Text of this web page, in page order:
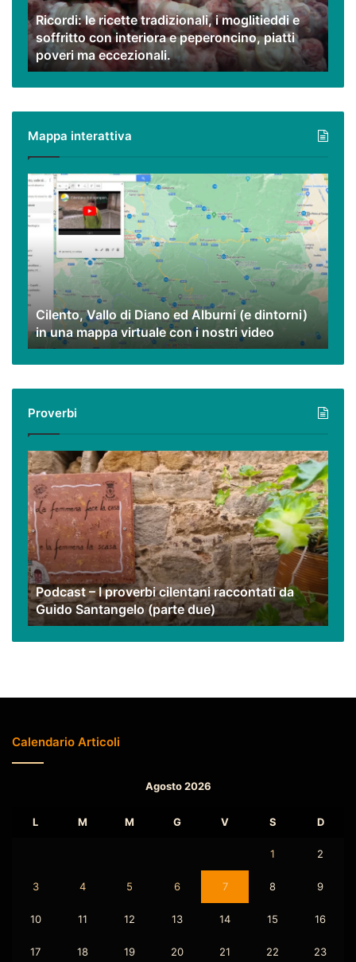
e
soffritto
con
interiora
e
peperoncino,
ma
eccezionali.
Ricordi: le ricette tradizionali, i moglitieddi e
soffritto con interiora e peperoncino, piatti
poveri ma eccezionali.
Mappa interattiva
Cilento,
Vallo
di
Diano
ed
Alburni
(e
dintorni)
una
mappa
virtuale
nostri
video
Cilento, Vallo di Diano ed Alburni (e dintorni)
in una mappa virtuale con i nostri video
Proverbi
Podcast
–
I
proverbi
cilentani
raccontati
da
Guido
Santangelo
(parte
due)
Podcast – I proverbi cilentani raccontati da
Guido Santangelo (parte due)
Calendario Articoli
Agosto 2026
L M M G V S D
1 2
3 4 5 6 7 8 9
10 11 12 13 14 15 16
17 18 19 20 21 22 23